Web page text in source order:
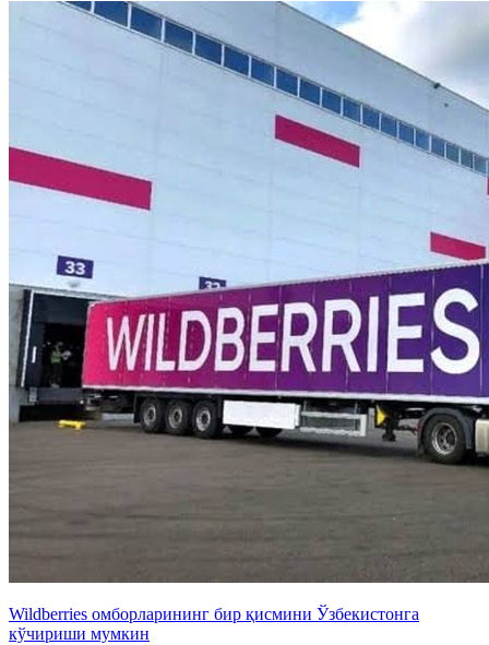
Wildberries омборларининг бир қисмини Ўзбекистонга
кўчириши мумкин